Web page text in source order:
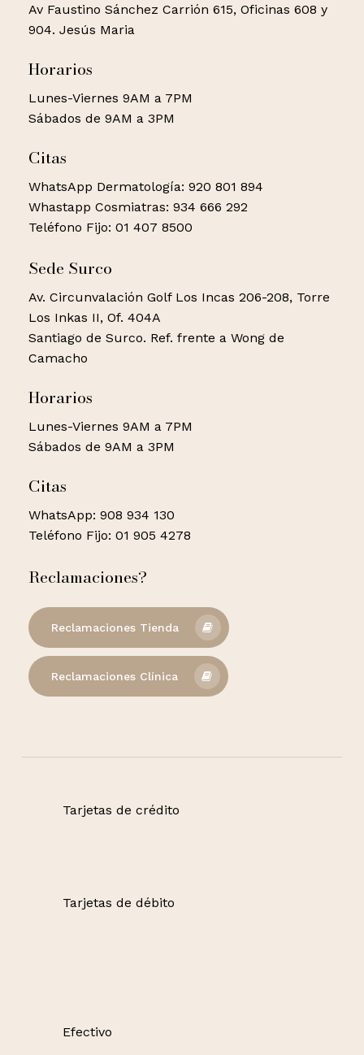
Av Faustino Sánchez Carrión 615, Oficinas 608 y
904. Jesús Maria
Horarios
Lunes-Viernes 9AM a 7PM
Sábados de 9AM a 3PM
Citas
WhatsApp Dermatología: 920 801 894
Whastapp Cosmiatras: 934 666 292
Teléfono Fijo: 01 407 8500
Sede Surco
Av. Circunvalación Golf Los Incas 206-208, Torre
Los Inkas II, Of. 404A
Santiago de Surco. Ref. frente a Wong de
Camacho
Horarios
Lunes-Viernes 9AM a 7PM
Sábados de 9AM a 3PM
Citas
WhatsApp: 908 934 130
Teléfono Fijo: 01 905 4278
Reclamaciones?
Reclamaciones Tienda
Reclamaciones Clínica
Tarjetas de crédito
Tarjetas de débito
Efectivo